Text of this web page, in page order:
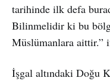
tarihinde ilk defa
Bilinmelidir ki bu
Müslümanlara aittir.”
İşgal altındaki Doğu